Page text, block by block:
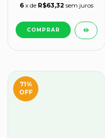
6 x de R$63,32 sem juros
71%
OFF